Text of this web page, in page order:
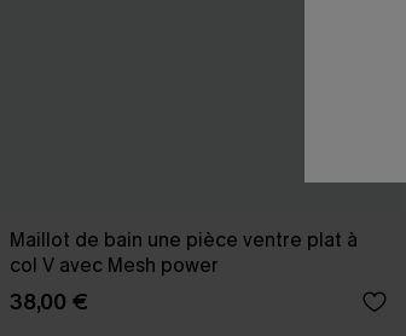
Maillot de bain une pièce ventre plat à
col V avec Mesh power
38,00 €